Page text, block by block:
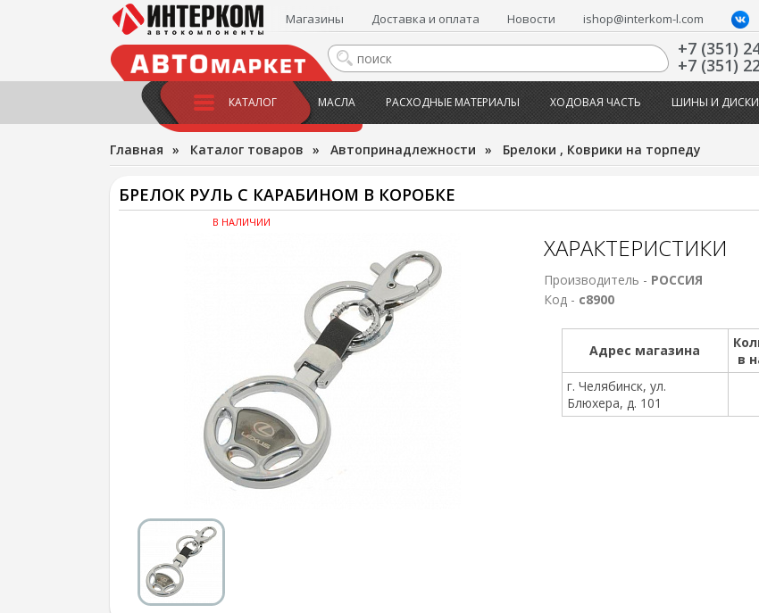
Магазины Доставка и оплата Новости ishop@interkom-l.com
+7 (351)
+7 (351)
КАТАЛОГ МАСЛА РАСХОДНЫЕ МАТЕРИАЛЫ ХОДОВАЯ ЧАСТЬ ШИНЫ И ДИСКИ
Главная » Каталог товаров » Автопринадлежности » Брелоки , Коврики на торпеду
БРЕЛОК РУЛЬ С КАРАБИНОМ В КОРОБКЕ
В НАЛИЧИИ
ХАРАКТЕРИСТИКИ
Производитель - РОССИЯ
Код - с8900
Адрес магазина
в
г. Челябинск, ул.
Блюхера, д. 101